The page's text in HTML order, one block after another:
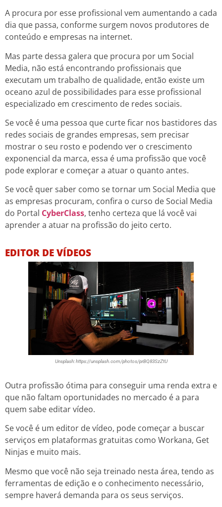
A procura por esse profissional vem aumentando a cada
dia que passa, conforme surgem novos produtores de
conteúdo e empresas na internet.
Mas parte dessa galera que procura por um Social
Media, não está encontrando profissionais que
executam um trabalho de qualidade, então existe um
oceano azul de possibilidades para esse profissional
especializado em crescimento de redes sociais.
Se você é uma pessoa que curte ficar nos bastidores das
redes sociais de grandes empresas, sem precisar
mostrar o seu rosto e podendo ver o crescimento
exponencial da marca, essa é uma profissão que você
pode explorar e começar a atuar o quanto antes.
Se você quer saber como se tornar um Social Media que
as empresas procuram, confira o curso de Social Media
do Portal CyberClass, tenho certeza que lá você vai
aprender a atuar na profissão do jeito certo.
EDITOR DE VÍDEOS
Unsplash: https://unsplash.com/photos/prBQ83SzZtU
Outra profissão ótima para conseguir uma renda extra e
que não faltam oportunidades no mercado é a para
quem sabe editar vídeo.
Se você é um editor de vídeo, pode começar a buscar
serviços em plataformas gratuitas como Workana, Get
Ninjas e muito mais.
Mesmo que você não seja treinado nesta área, tendo as
ferramentas de edição e o conhecimento necessário,
sempre haverá demanda para os seus serviços.